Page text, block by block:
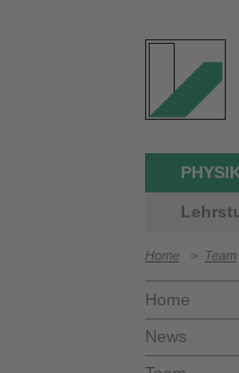
Home > Team
Home
News